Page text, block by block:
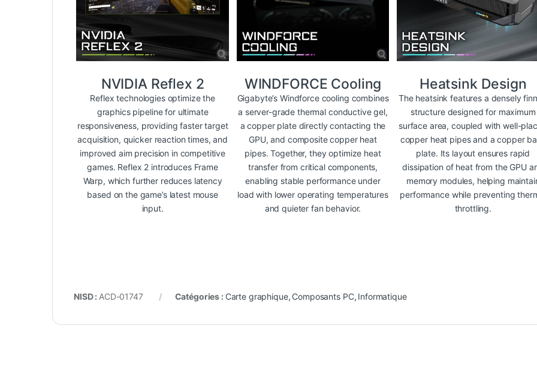
NVIDIA Reflex 2
Reflex technologies optimize the
graphics pipeline for ultimate
responsiveness, providing faster target
acquisition, quicker reaction times, and
improved aim precision in competitive
games. Reflex 2 introduces Frame
Warp, which further reduces latency
based on the game’s latest mouse
input.
WINDFORCE Cooling
Gigabyte’s Windforce cooling combines
a server-grade thermal conductive gel,
a copper plate directly contacting the
GPU, and composite copper heat
pipes. Together, they optimize heat
transfer from critical components,
enabling stable performance under
load with lower operating temperatures
and quieter fan behavior.
Heatsink Design
The heatsink features a densely
structure designed for maximum
surface area, coupled with well-
copper heat pipes and a copper
plate. Its layout ensures rapid
dissipation of heat from the GPU
memory modules, helping
performance while preventing
throttling.
NISD : ACD-01747 Catégories : Carte graphique, Composants PC, Informatique